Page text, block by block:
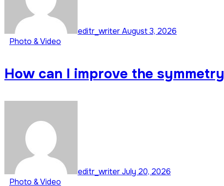
editr_writerAugust 3, 2026
Photo & Video
How can I improve the
editr_writerJuly 20, 2026
Photo & Video